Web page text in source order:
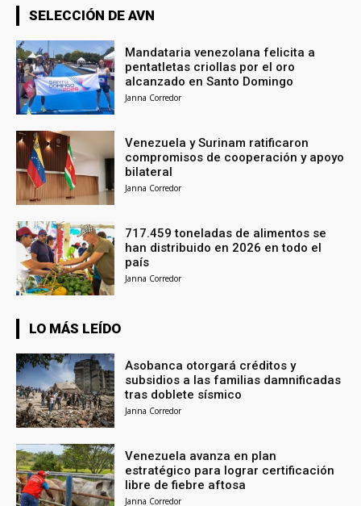
SELECCIÓN DE AVN
Mandataria venezolana felicita a
pentatletas criollas por el oro
alcanzado en Santo Domingo
Janna Corredor
Venezuela y Surinam ratificaron
compromisos de cooperación y apoyo
bilateral
Janna Corredor
717.459 toneladas de alimentos se
han distribuido en 2026 en todo el
país
Janna Corredor
LO MÁS LEÍDO
Asobanca otorgará créditos y
subsidios a las familias damnificadas
tras doblete sísmico
Janna Corredor
Venezuela avanza en plan
estratégico para lograr certificación
libre de fiebre aftosa
Janna Corredor